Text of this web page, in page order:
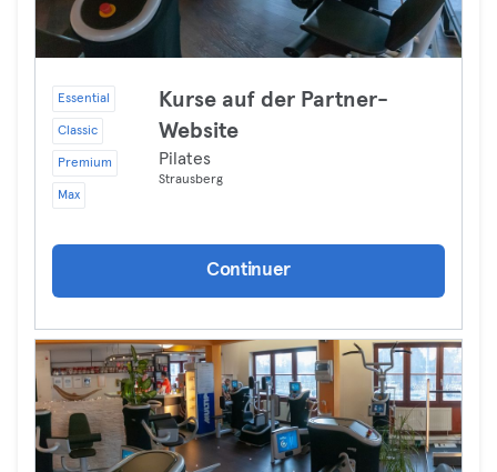
Essential
Classic
Premium
Max
Kurse auf der Partner-
Website
Pilates
Strausberg
Continuer